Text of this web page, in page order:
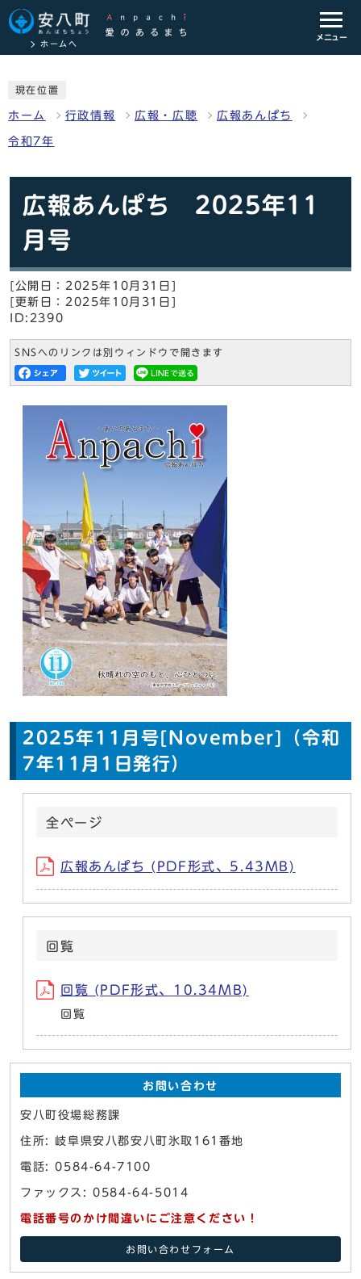
ホームへ
メニュー
現在位置
ホーム 行政情報 広報・広聴 広報あんぱち
令和7年
広報あんぱち 2025年11
月号
[公開日：2025年10月31日]
[更新日：2025年10月31日]
ID:2390
SNSへのリンクは別ウィンドウで開きます
2025年11月号[November]（令和
7年11月1日発行）
全ページ
広報あんぱち (PDF形式、5.43MB)
回覧
回覧 (PDF形式、10.34MB)
回覧
お問い合わせ
安八町役場総務課
住所: 岐阜県安八郡安八町氷取161番地
電話: 0584-64-7100
ファックス: 0584-64-5014
電話番号のかけ間違いにご注意ください！
お問い合わせフォーム